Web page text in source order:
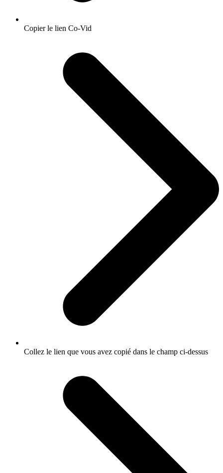
Copier le lien Co-Vid
Collez le lien que vous avez copié dans le champ ci-dessus